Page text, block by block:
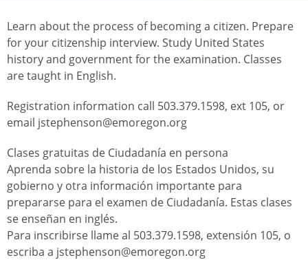
Learn about the process of becoming a citizen. Prepare
for your citizenship interview. Study United States
history and government for the examination. Classes
are taught in English.
Registration information call 503.379.1598, ext 105, or
email jstephenson@emoregon.org
Clases gratuitas de Ciudadanía en persona
Aprenda sobre la historia de los Estados Unidos, su
gobierno y otra información importante para
prepararse para el examen de Ciudadanía. Estas clases
se enseñan en inglés.
Para inscribirse llame al 503.379.1598, extensión 105, o
escriba a jstephenson@emoregon.org